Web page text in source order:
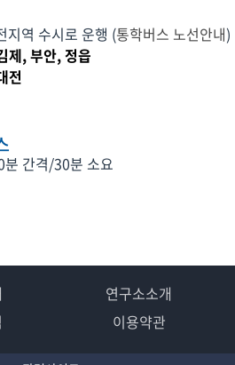
지역 수시로 운행 (통학버스 노선안내)
제, 부안, 정읍
전
분 간격/30분 소요
연구소소개
이용약관